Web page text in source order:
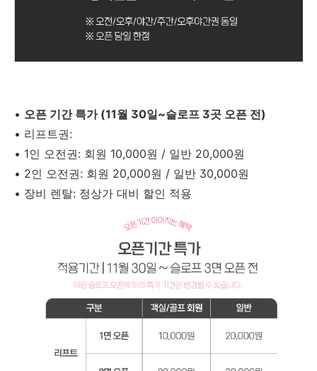
• 오픈 기간 특가 (11월 30일~슬로프 3곳 오픈 전)
• 리프트권:
• 1인 오전권: 회원 10,000원 / 일반 20,000원
• 2인 오전권: 회원 20,000원 / 일반 30,000원
• 장비 렌탈: 정상가 대비 할인 적용